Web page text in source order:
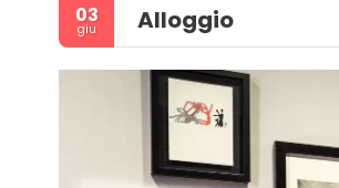
03
giu Alloggio